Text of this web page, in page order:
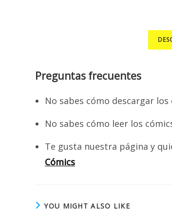
Preguntas frecuentes
No sabes cómo descargar
No sabes cómo leer los
Te gusta nuestra página y
Cómics
YOU MIGHT ALSO LIKE